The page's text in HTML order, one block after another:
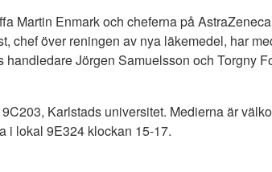
Martin Enmark och cheferna på
chef över reningen av nya läkemedel, har
Jörgen Samuelsson och Torgny
Karlstads universitet. Medierna är
i lokal 9E324 klockan 15-17.